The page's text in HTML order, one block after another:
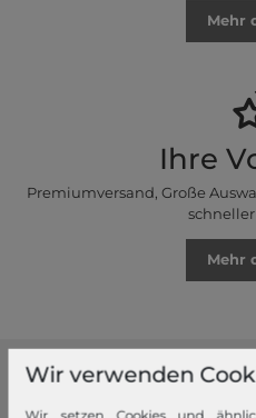
Mehr
Ihre
Premiumversand, Große
schneller
Mehr
Wir verwenden